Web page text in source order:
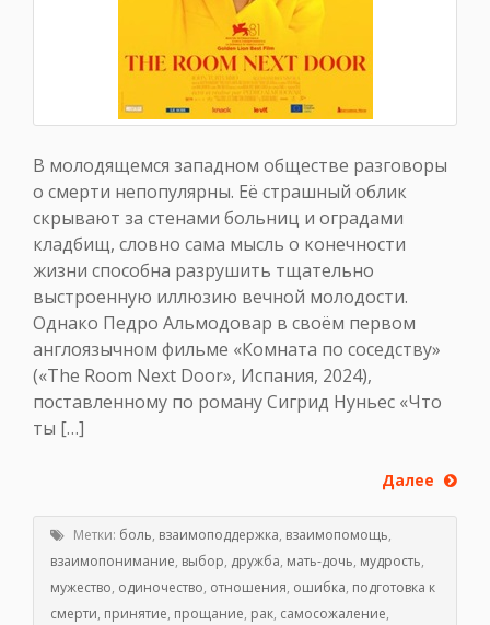
В молодящемся западном обществе разговоры
о смерти непопулярны. Её страшный облик
скрывают за стенами больниц и оградами
кладбищ, словно сама мысль о конечности
жизни способна разрушить тщательно
выстроенную иллюзию вечной молодости.
Однако Педро Альмодовар в своём первом
англоязычном фильме «Комната по соседству»
(«The Room Next Door», Испания, 2024),
поставленному по роману Сигрид Нуньес «Что
ты […]
Далее
Метки: боль, взаимоподдержка, взаимопомощь,
взаимопонимание, выбор, дружба, мать-дочь, мудрость,
мужество, одиночество, отношения, ошибка, подготовка к
смерти, принятие, прощание, рак, самосожаление,